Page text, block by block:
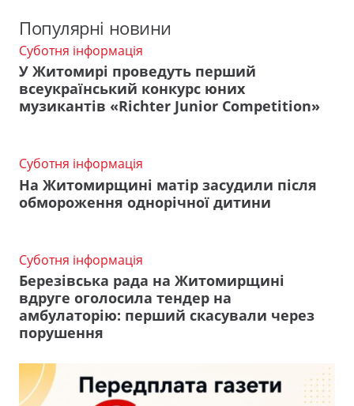
Популярні новини
Суботня інформація
У Житомирі проведуть перший
всеукраїнський конкурс юних
музикантів «Richter Junior Competition»
Суботня інформація
На Житомирщині матір засудили після
обмороження однорічної дитини
Суботня інформація
Березівська рада на Житомирщині
вдруге оголосила тендер на
амбулаторію: перший скасували через
порушення